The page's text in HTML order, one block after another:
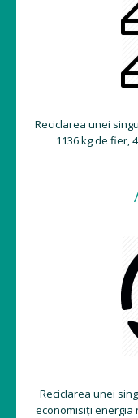
Reciclarea unei
1136 kg de fier,
Reciclarea unei
economisiți energia